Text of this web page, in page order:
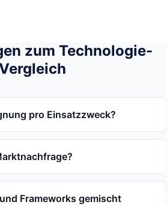
zum Technologie-
pro Einsatzzweck?
Frameworks gemischt